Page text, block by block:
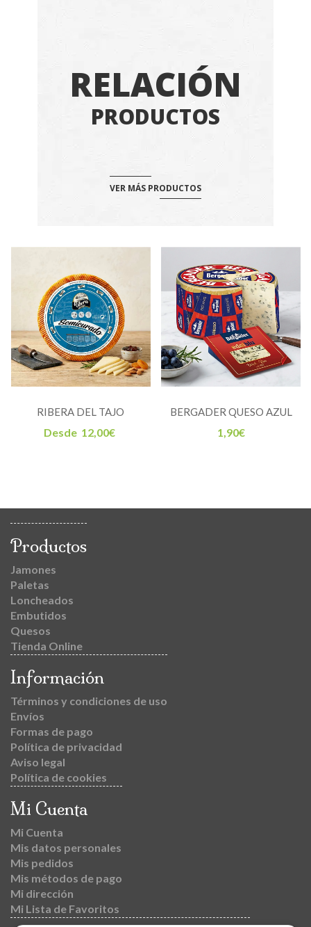
RELACIÓN
PRODUCTOS
VER MÁS PRODUCTOS
RIBERA DEL TAJO
SEMICURADO
Desde 12,00€
BERGADER QUESO AZUL
ALEMÁN
1,90€
Productos
Jamones
Paletas
Loncheados
Embutidos
Quesos
Tienda Online
Información
Términos y condiciones de uso
Envíos
Formas de pago
Política de privacidad
Aviso legal
Política de cookies
Mi Cuenta
Mi Cuenta
Mis datos personales
Mis pedidos
Mis métodos de pago
Mi dirección
Mi Lista de Favoritos